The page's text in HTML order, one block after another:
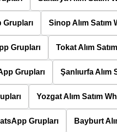
Grupları Sinop Alım Satım
Grupları Tokat Alım
Grupları Şanlıurfa Alım
Yozgat Alım Satım
Grupları Bayburt